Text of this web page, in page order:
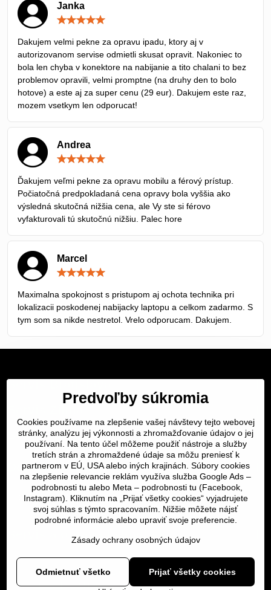
Janka
5
Dakujem velmi pekne za opravu ipadu, ktory aj v
autorizovanom servise odmietli skusat opravit. Nakoniec to
bola len chyba v konektore na nabijanie a tito chalani to bez
problemov opravili, velmi promptne (na druhy den to bolo
hotove) a este aj za super cenu (29 eur). Dakujem este raz,
mozem vsetkym len odporucat!
Andrea
5
Ďakujem veľmi pekne za opravu mobilu a férový prístup.
Počiatočná predpokladaná cena opravy bola vyššia ako
výsledná skutočná nižšia cena, ale Vy ste si férovo
vyfakturovali tú skutočnú nižšiu. Palec hore
Marcel
5
Maximalna spokojnost s pristupom aj ochota technika pri
lokalizacii poskodenej nabijacky laptopu a celkom zadarmo. S
tym som sa nikde nestretol. Vrelo odporucam. Dakujem.
Servis Bratislava
Servis Košice
Dôležité odkazy
SERVIS KURIÉROM
Servis a oprava | slovit.sk
©
Copyright
Predvoľby súkromiaZásady ochrany osobných údajov
Predvoľby súkromia
Cookies používame na zlepšenie vašej návštevy tejto webovej
stránky, analýzu jej výkonnosti a zhromažďovanie údajov o jej
používaní. Na tento účel môžeme použiť nástroje a služby
tretích strán a zhromaždené údaje sa môžu preniesť k
partnerom v EÚ, USA alebo iných krajinách. Súbory cookies
na zlepšenie relevancie reklám využíva služba Google Ads –
podrobnosti tu alebo Meta – podrobnosti tu (Facebook,
Instagram). Kliknutím na „Prijať všetky cookies“ vyjadrujete
svoj súhlas s týmto spracovaním. Nižšie môžete nájsť
podrobné informácie alebo upraviť svoje preferencie.
Zásady ochrany osobných údajov
Prijať všetky cookies
Odmietnuť všetko